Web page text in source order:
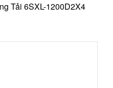
Tải 6SXL-1200D2X4